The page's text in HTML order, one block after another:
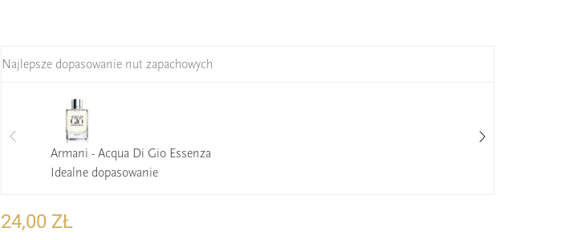
Najlepsze dopasowanie nut zapachowych
Armani - Acqua Di Gio Essenza
Idealne dopasowanie
24,00 ZŁ